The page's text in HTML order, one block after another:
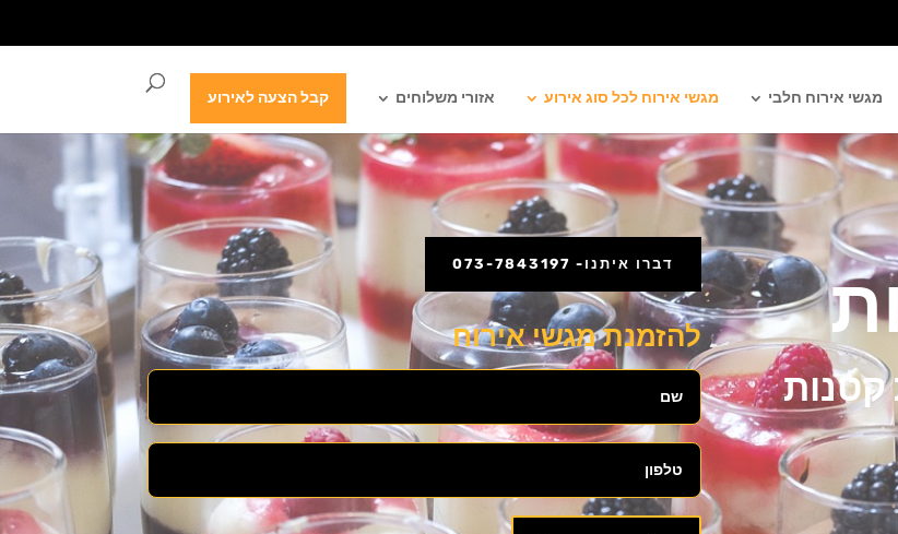
מגשי אירוח חלבי מגשי אירוח לכל סוג אירוע אזורי משלוחים קבל הצעה לאירוע
דברו איתנו- 073-7843197
להזמנת מגשי אירוח
קטנות